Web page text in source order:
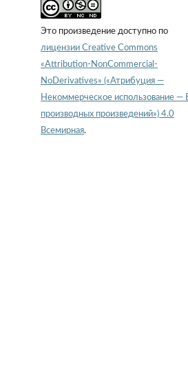
Это произведение доступно по
лицензии Creative Commons
«Attribution-NonCommercial-
NoDerivatives» («Атрибуция —
Некоммерческое использование —
производных произведений») 4.0
Всемирная.